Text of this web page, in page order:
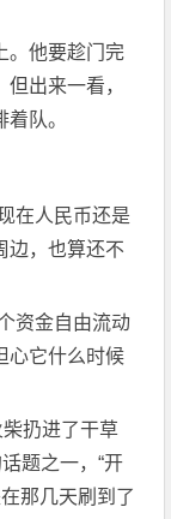
。他要趁门完
出来一看，
队。
在人民币还是
边，也算还不
资金自由流动
心它什么时候
扔进了干草
题之一，“开
那几天刷到了